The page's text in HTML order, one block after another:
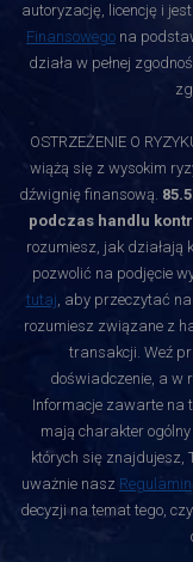
autoryzację, licencję i
Finansowego na
działa w pełnej
OSTRZEŻENIE O
wiążą się z wysokim
dźwignię finansową.
podczas handlu
rozumiesz, jak działają
pozwolić na podjęcie
tutaj, aby przeczytać
rozumiesz związane z
transakcji. Weź
doświadczenie, a w
Informacje zawarte na
mają charakter
których się znajdujesz,
uważnie nasz Regulamin
decyzji na temat tego,